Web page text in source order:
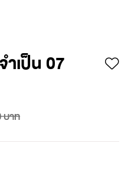
ำเป็น 07
บาท